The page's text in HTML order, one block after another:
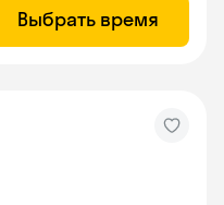
Выбрать время